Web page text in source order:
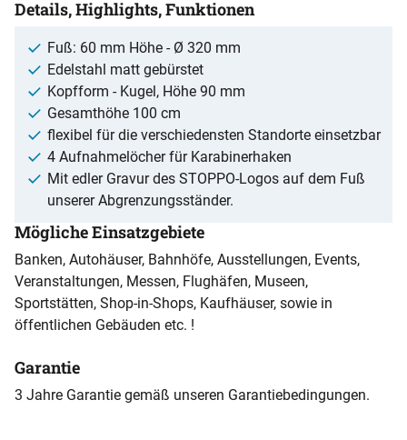
Details, Highlights, Funktionen
Fuß: 60 mm Höhe - Ø 320 mm
Edelstahl matt gebürstet
Kopfform - Kugel, Höhe 90 mm
Gesamthöhe 100 cm
flexibel für die verschiedensten Standorte einsetzbar
4 Aufnahmelöcher für Karabinerhaken
Mit edler Gravur des STOPPO-Logos auf dem Fuß
unserer Abgrenzungsständer.
Mögliche Einsatzgebiete
Banken, Autohäuser, Bahnhöfe, Ausstellungen, Events,
Veranstaltungen, Messen, Flughäfen, Museen,
Sportstätten, Shop-in-Shops, Kaufhäuser, sowie in
öffentlichen Gebäuden etc. !
Garantie
3 Jahre Garantie gemäß unseren Garantiebedingungen.